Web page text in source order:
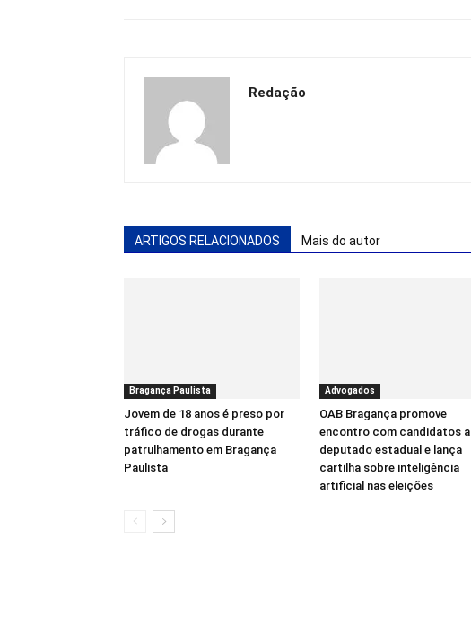
Redação
ARTIGOS RELACIONADOS Mais do autor
Bragança Paulista
Jovem de 18 anos é preso por
tráfico de drogas durante
patrulhamento em Bragança
Paulista
Advogados
OAB Bragança promove
encontro com candidatos a
deputado estadual e lança
cartilha sobre inteligência
artificial nas eleições